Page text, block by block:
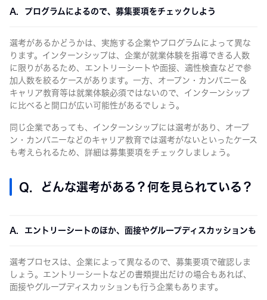
A. プログラムによるので、募集要項をチェックしよう
選考があるかどうかは、実施する企業やプログラムによって異な
ります。インターンシップは、企業が就業体験を指導できる人数
に限りがあるため、エントリーシートや面接、適性検査などで参
加人数を絞るケースがあります。一方、オープン・カンパニー＆
キャリア教育等は就業体験必須ではないので、インターンシップ
に比べると間口が広い可能性があるでしょう。
同じ企業であっても、インターンシップには選考があり、オープ
ン・カンパニーなどのキャリア教育では選考がないといったケース
も考えられるため、詳細は募集要項をチェックしましょう。
Q. どんな選考がある？何を見られている？
A. エントリーシートのほか、面接やグループディスカッションも
選考プロセスは、企業によって異なるので、募集要項で確認しま
しょう。エントリーシートなどの書類提出だけの場合もあれば、
面接やグループディスカッションも行う企業もあります。